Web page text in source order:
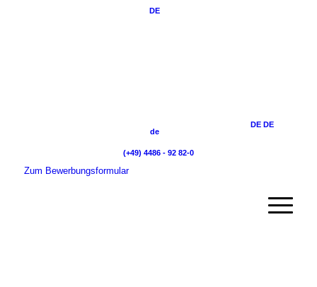
DE
DE DE
de
(+49) 4486 - 92 82-0
Zum Bewerbungsformular